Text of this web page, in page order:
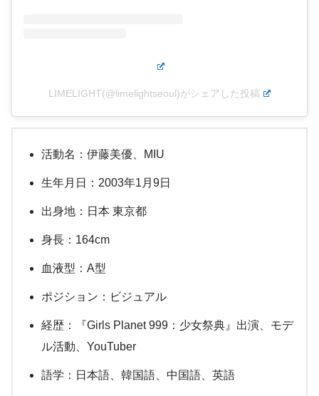
LIMELIGHT(@limelightseoul)がシェアした投稿
活動名：伊藤美優、MIU
生年月日：2003年1月9日
出身地：日本 東京都
身長：164cm
血液型：A型
ポジション：ビジュアル
経歴：『Girls Planet 999：少女祭典』出演、モデ
ル活動、YouTuber
語学：日本語、韓国語、中国語、英語